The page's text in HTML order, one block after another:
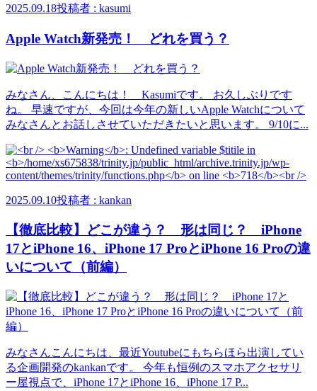
2025.09.18投稿者 : kasumi
Apple Watch新発売！ どれを買う？
みなさん、こんにちは！ Kasumiです。 お久しぶりです
ね。 早速ですが、今回は今年の新しいApple Watchについて
みなさんとお話しさせていただきたいと思います。 9/10に...
2025.09.10投稿者 : kankan
【徹底比較】どこが違う？ 形は同じ？ iPhone
17とiPhone 16、iPhone 17 ProとiPhone 16 Proの違
いについて（前編）
みなさんこんにちは、最近Youtubeにもちらほら出演してい
る企画開発のkankanです。 今年も恒例のスマホアクセサリ
ー屋視点で、iPhone 17とiPhone 16、iPhone 17 P...